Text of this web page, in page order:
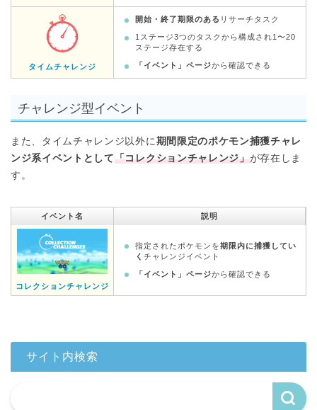
タイムチャレンジ
開始・終了期限のある リサーチタスク
1ステージ3つのタスクから構成され1〜20
ステージ存在する
「イベント」ページから確認できる
チャレンジ型イベント
また、タイムチャレンジ以外に 期間限定のポケモン捕獲チャレ
ンジ系イベントとして「コレクションチャレンジ」が存在しま
す。
イベント名 説明
コレクションチャレンジ
指定されたポケモンを期限内に捕獲してい
く チャレンジイベント
「イベント」ページから確認できる
サイト内検索